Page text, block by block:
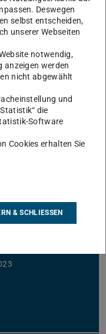
Deswegen
selbst entscheiden,
unserer Webseiten
notwendig,
anzeigen werden
nicht abgewählt
und
die
Software
Cookies erhalten Sie
& SCHLIESSEN